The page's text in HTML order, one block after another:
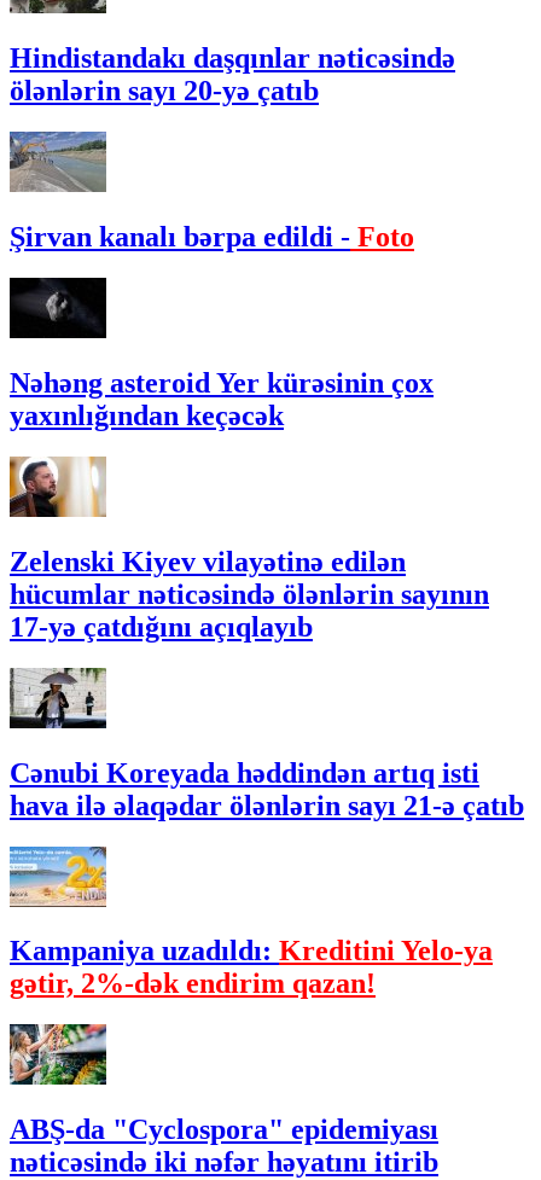
Hindistandakı daşqınlar nəticəsində
ölənlərin sayı 20-yə çatıb
Şirvan kanalı bərpa edildi - Foto
Nəhəng asteroid Yer kürəsinin çox
yaxınlığından keçəcək
Zelenski Kiyev vilayətinə edilən
hücumlar nəticəsində ölənlərin sayının
17-yə çatdığını açıqlayıb
Cənubi Koreyada həddindən artıq isti
hava ilə əlaqədar ölənlərin sayı 21-ə çatıb
Kampaniya uzadıldı: Kreditini Yelo-ya
gətir, 2%-dək endirim qazan!
ABŞ-da "Cyclospora" epidemiyası
nəticəsində iki nəfər həyatını itirib